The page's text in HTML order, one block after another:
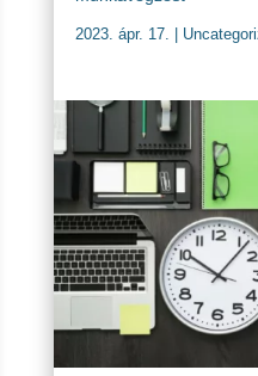
2023. ápr. 17.